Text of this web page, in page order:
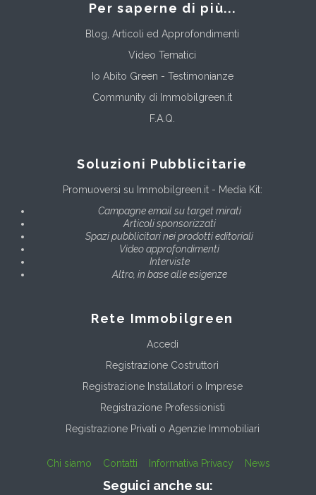
Per saperne di più...
Blog, Articoli ed Approfondimenti
Video Tematici
Io Abito Green - Testimonianze
Community di Immobilgreen.it
F.A.Q.
Soluzioni Pubblicitarie
Promuoversi su Immobilgreen.it - Media Kit:
Campagne email su target mirati
Articoli sponsorizzati
Spazi pubblicitari nei prodotti editoriali
Video approfondimenti
Interviste
Altro, in base alle esigenze
Rete Immobilgreen
Accedi
Registrazione Costruttori
Registrazione Installatori o Imprese
Registrazione Professionisti
Registrazione Privati o Agenzie Immobiliari
Chi siamo Contatti Informativa Privacy News
Seguici anche su: